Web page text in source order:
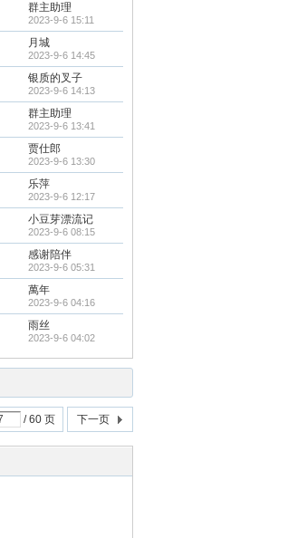
群主助理
2023-9-6 15:11
月城
2023-9-6 14:45
银质的叉子
2023-9-6 14:13
群主助理
2023-9-6 13:41
贾仕郎
2023-9-6 13:30
乐萍
2023-9-6 12:17
小豆芽漂流记
2023-9-6 08:15
感谢陪伴
2023-9-6 05:31
萬年
2023-9-6 04:16
雨丝
2023-9-6 04:02
/ 60 页 下一页